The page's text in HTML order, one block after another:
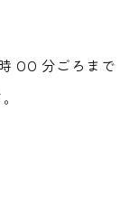
00 分ごろまで